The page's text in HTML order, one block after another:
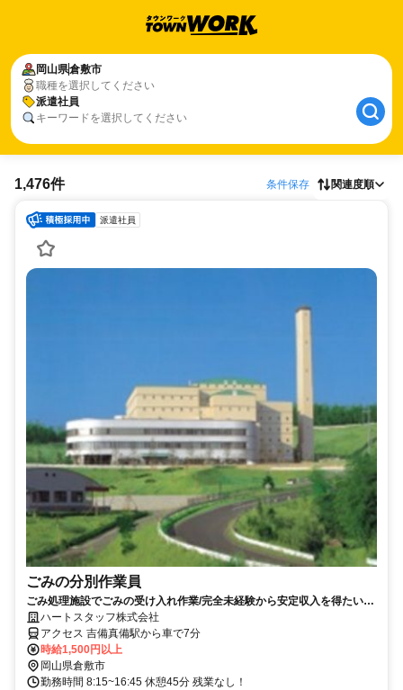
岡山県倉敷市
職種を選択してください
派遣社員
キーワードを選択してください
1,476件 条件保存 関連度順
派遣社員
ごみの分別作業員
ごみ処理施設でごみの受け入れ作業/完全未経験から安定収入を得たいあ
なたへ！時給1500円☆インフラ業界☆
ハートスタッフ株式会社
アクセス 吉備真備駅から車で7分
時給1,500円以上
岡山県倉敷市
勤務時間 8:15~16:45 休憩45分 残業なし！